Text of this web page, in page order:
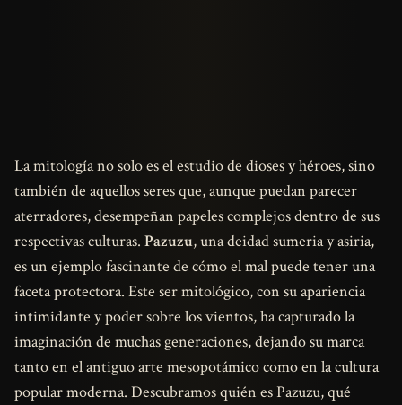
La mitología no solo es el estudio de dioses y héroes, sino
también de aquellos seres que, aunque puedan parecer
aterradores, desempeñan papeles complejos dentro de sus
respectivas culturas. Pazuzu, una deidad sumeria y asiria,
es un ejemplo fascinante de cómo el mal puede tener una
faceta protectora. Este ser mitológico, con su apariencia
intimidante y poder sobre los vientos, ha capturado la
imaginación de muchas generaciones, dejando su marca
tanto en el antiguo arte mesopotámico como en la cultura
popular moderna. Descubramos quién es Pazuzu, qué